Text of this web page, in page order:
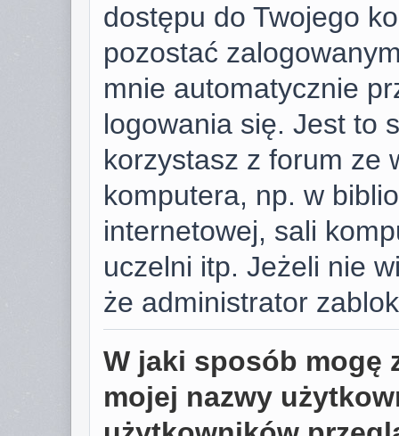
dostępu do Twojego
pozostać
mnie automatycznie
logowania się. Jest to
korzystasz z forum ze
komputera, np. w
internetowej, sali
uczelni itp. Jeżeli nie
że administrator
W jaki sposób mogę
mojej nazwy